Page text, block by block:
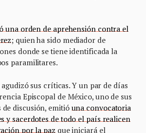
una orden de aprehensión contra el
; quien ha sido mediador de
donde se tiene identificada la
paramilitares.
sus críticas. Y un par de días
Episcopal de México, uno de sus
discusión, emitió una convocatoria
y sacerdotes de todo el país realicen
por la paz que iniciará el